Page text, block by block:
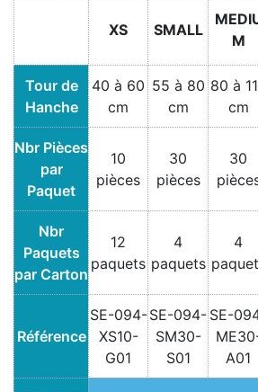
XS SMALL
M
Tour de
Hanche
40 à 60
cm
55 à 80
cm
80 à
cm
Nbr Pièces
par
Paquet
10
pièces
30
pièces
30
Nbr
Paquets
par Carton
12
paquets
4
paquets
4
Référence
SE-094-
XS10-
G01
SE-094-
SM30-
S01
SE-
A01